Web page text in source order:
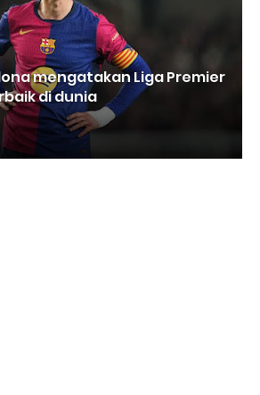
mengatakan Liga Premier
di dunia